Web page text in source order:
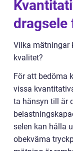
dragsele
Vilka mätningar
kvalitet?
För att bedöma
vissa
ta hänsyn till är
selen kan hålla
obekväma